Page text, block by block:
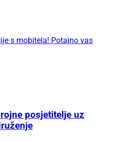
s mobitela! Potajno vas
posjetitelje uz